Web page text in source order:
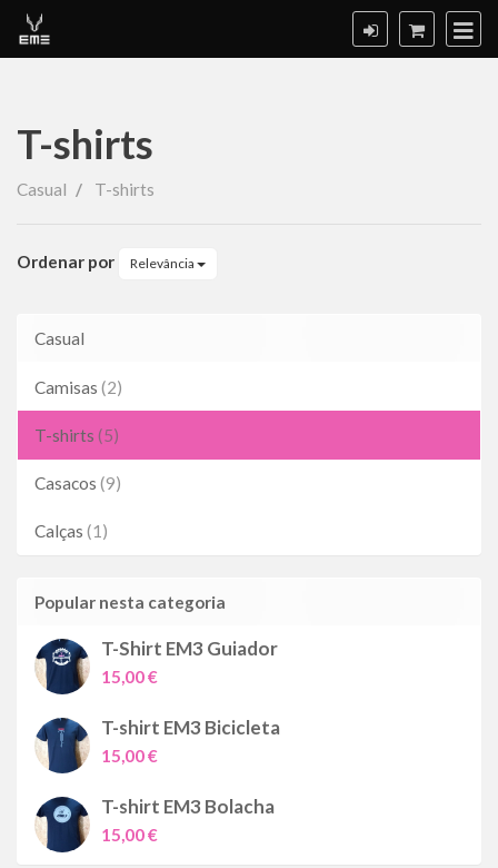
T-shirts
T-
Casual T-shirts
Ordenar por Relevância
Casual
Camisas (2)
T-shirts (5)
Casacos (9)
Calças (1)
Popular nesta categoria
T-Shirt EM3 Guiador
15,00 €
T-shirt EM3 Bicicleta
15,00 €
T-shirt EM3 Bolacha
15,00 €